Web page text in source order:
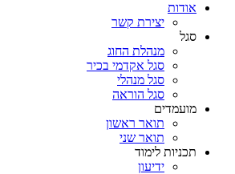
אודות
יצירת קשר
סגל
מנהלת החוג
סגל אקדמי בכיר
סגל מנהלי
סגל הוראה
מועמדים
תואר ראשון
תואר שני
תכניות לימוד
ידיעון